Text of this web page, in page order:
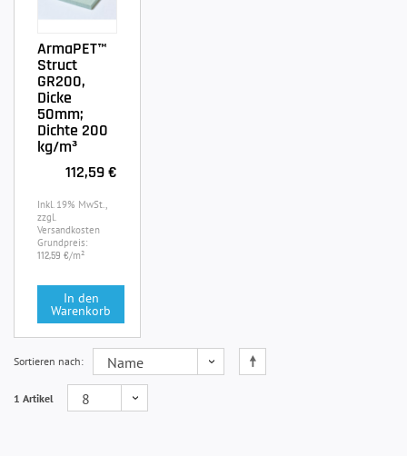
ArmaPET™
Struct
GR200,
Dicke
50mm;
Dichte 200
kg/m³
112,59 €
Inkl. 19% MwSt.,
zzgl.
Versandkosten
Grundpreis:
112,59 €/m²
In den
Warenkorb
Sortieren nach
1 Artikel